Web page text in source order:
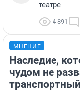
театре
4 891
МНЕНИЕ
Наследие,
чудом не